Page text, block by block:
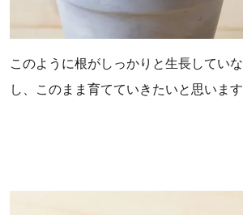
このように根がしっかりと生長してい
し、このまま育てていきたいと思います